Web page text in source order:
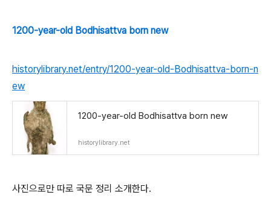
1200-year-old Bodhisattva born new
historylibrary.net/entry/1200-year-old-Bodhisattva-born-n
ew
1200-year-old Bodhisattva born new
historylibrary.net
사진으로만 따로 국문 정리 소개한다.